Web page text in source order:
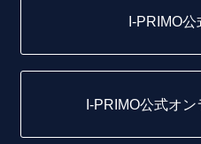
取扱店)エヴァンスブラ
仙台店
青森店
I-PRIMO公
I-PRIMO公式オ